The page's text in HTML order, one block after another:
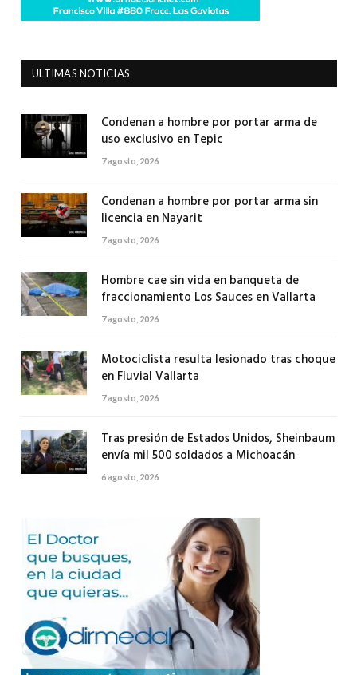
ULTIMAS NOTICIAS
Condenan a hombre por portar arma de
uso exclusivo en Tepic
7 agosto, 2026
Condenan a hombre por portar arma sin
licencia en Nayarit
7 agosto, 2026
Hombre cae sin vida en banqueta de
fraccionamiento Los Sauces en Vallarta
7 agosto, 2026
Motociclista resulta lesionado tras choque
en Fluvial Vallarta
7 agosto, 2026
Tras presión de Estados Unidos, Sheinbaum
envía mil 500 soldados a Michoacán
6 agosto, 2026